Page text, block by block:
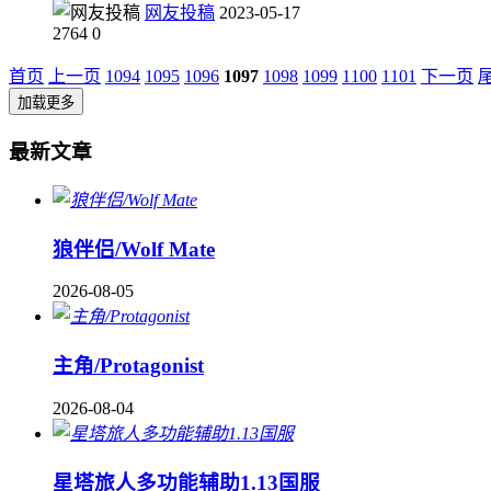
网友投稿 2023-05-17
2764 0
首页 上一页 1094 1095 1096 1097 1098 1099 1100 1101 下一页
加载更多
最新文章
狼伴侣/Wolf Mate
2026-08-05
主角/Protagonist
2026-08-04
星塔旅人多功能辅助1.13国服